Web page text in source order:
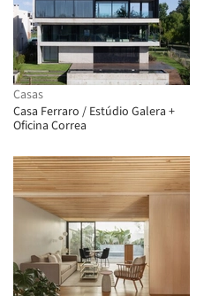
Casas
Casa Ferraro / Estúdio Galera +
Oficina Correa